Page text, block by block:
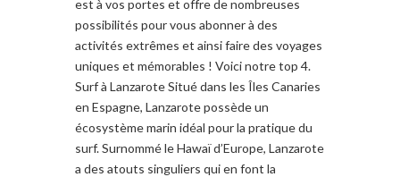
est à vos portes et offre de nombreuses
possibilités pour vous abonner à des
activités extrêmes et ainsi faire des voyages
uniques et mémorables ! Voici notre top 4.
Surf à Lanzarote Situé dans les Îles Canaries
en Espagne, Lanzarote possède un
écosystème marin idéal pour la pratique du
surf. Surnommé le Hawaï d’Europe, Lanzarote
a des atouts singuliers qui en font la